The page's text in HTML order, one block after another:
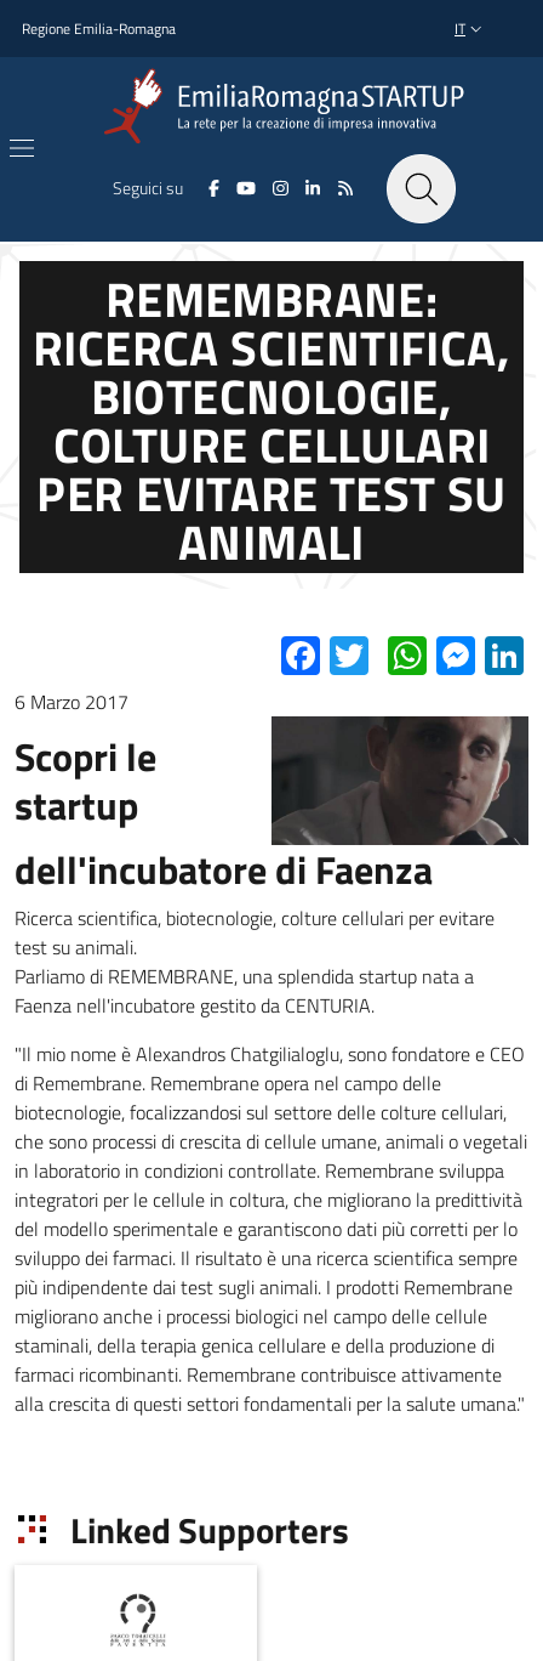
Regione Emilia-Romagna SELETTORE
IT
Seguici su
REMEMBRANE:
RICERCA SCIENTIFICA,
BIOTECNOLOGIE,
COLTURE CELLULARI
PER EVITARE TEST SU
ANIMALI
Facebook
Twitter
6 Marzo 2017
Scopri le
startup
dell'incubatore di Faenza
Ricerca scientifica, biotecnologie, colture cellulari per evitare
test su animali.
Parliamo di REMEMBRANE, una splendida startup nata a
Faenza nell'incubatore gestito da CENTURIA.
"Il mio nome è Alexandros Chatgilialoglu, sono fondatore e CEO
di Remembrane. Remembrane opera nel campo delle
biotecnologie, focalizzandosi sul settore delle colture cellulari,
che sono processi di crescita di cellule umane, animali o vegetali
in laboratorio in condizioni controllate. Remembrane sviluppa
integratori per le cellule in coltura, che migliorano la predittività
del modello sperimentale e garantiscono dati più corretti per lo
sviluppo dei farmaci. Il risultato è una ricerca scientifica sempre
più indipendente dai test sugli animali. I prodotti Remembrane
migliorano anche i processi biologici nel campo delle cellule
staminali, della terapia genica cellulare e della produzione di
farmaci ricombinanti. Remembrane contribuisce attivamente
alla crescita di questi settori fondamentali per la salute umana."
Linked Supporters